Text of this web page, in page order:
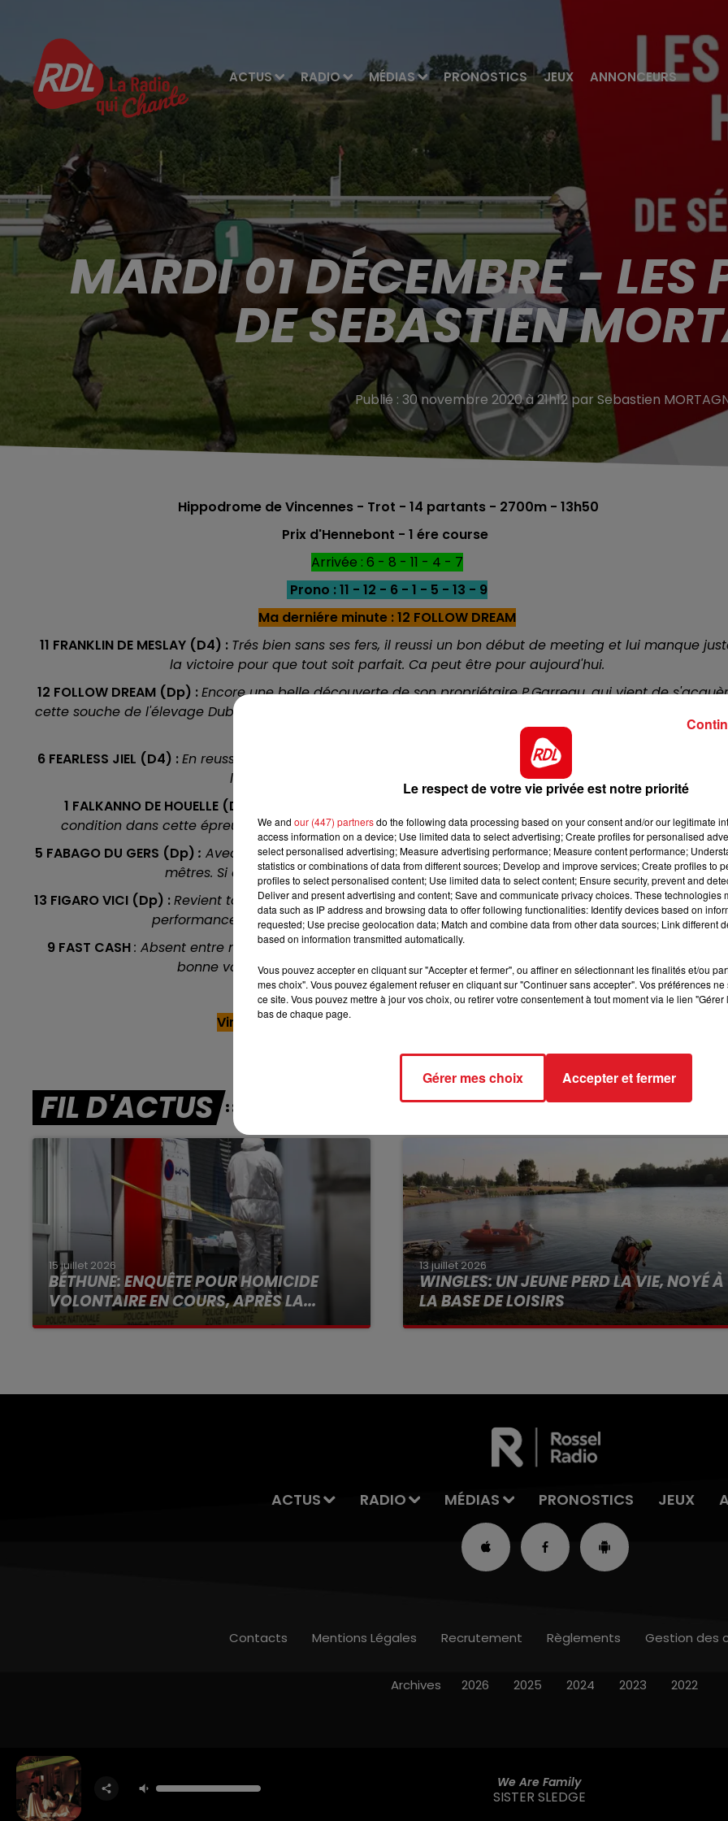
ACTUS RADIO MÉDIAS PRONOSTICS JEUX ANNONCEURS
DEBOUT C'EST L'HEURE
12h00 - 13h00
RDL & VOUS
MARDI 01 DÉCEMBRE - LES
DE SEBASTIEN
Publié : 30 novembre 2020 à 21h12 par Sebastien
Hippodrome de Vincennes - Trot - 14 partants - 2700m - 13h50
Prix d'Hennebont - 1 ére course
Arrivée : 6 - 8 - 11 - 4 - 7
Prono : 11 - 12 - 6 - 1 - 5 - 13 - 9
Ma derniére minute : 12 FOLLOW DREAM
11 FRANKLIN DE MESLAY (D4) : Trés bien sans ses fers, il reussi un bon début de meeting et lui manque
la victoire pour que tout soit parfait. Ca peut être pour aujourd'hui.
12 FOLLOW DREAM (Dp) :Encore une belle découverte de son propriétaire P.Garreau, qui vient de
cette souche de l'élevage Dubois. Il réalise un dèbut de carriére trés prometteur et sera l'un des
6 FEARLESS JIEL (D4) :En reussite depuis cet été, où il n'est pas sorti des 5 premiers, il vient de pulveriser un
lot sur la piste de Reims. Sa place est à l'arrivée.
1 FALKANNO DE HOUELLE (D4) :
condition dans cette épreuve. Encore court pour la victoire, on le retiendra pour une 3/4 éme place.
5 FABAGO DU GERS (Dp) : Avec lui tout se jouera au départ, car il peut se mettre à la faute des les
mêtres. Si ca se passe bien de ce coté là, il est capable de finir vite.
13 FIGARO VICI (Dp) :Revient tout les ans de Suéde pour participer au meeting hivernal. Il a reussi de
performance sur ce tracé, mais n'a pas été revu depuis 2 mois. A suivre.
9 FAST CASH: Absent entre mars et octobre, il a maintenant 3 courses dans les jambes et semble sur la
bonne voie pour refaire parler de lui. Plus en fin de combinaison.
En direct des pistes
Vincennes (R1) : 308 GITANO JACK - 803 HANDY JET
FIL D'ACTUS
15 juillet 2026
BÉTHUNE: ENQUÊTE POUR HOMICIDE
VOLONTAIRE EN COURS, APRÈS LA...
Selon les premiers éléments, le logement
13 juillet 2026
WINGLES: UN JEUNE PERD LA VIE, NOYÉ À
LA BASE DE LOISIRS
La victime a coulé à pic
ACTUS RADIO MÉDIAS PRONOSTICS JEUX
We Are Family
SISTER SLEDGE
Contacts Mentions Légales Recrutement Règlements Gestion des
Archives 2026 2025 2024 2023 2022
Le respect de votre vie privée est notre priorité
We and our (447) partnersdo the following data processing based on your consent and/or our legitimate
access information on a device; Use limited data to select advertising; Create profiles for personalised
select personalised advertising; Measure advertising performance; Measure content performance;
statistics or combinations of data from different sources; Develop and improve services; Create profiles to
profiles to select personalised content; Use limited data to select content; Ensure security, prevent and
Deliver and present advertising and content; Save and communicate privacy choices. These technologies
data such as IP address and browsing data to offer following functionalities: Identify devices based on
requested; Use precise geolocation data; Match and combine data from other data sources; Link different
based on information transmitted automatically.
Vous pouvez accepter en cliquant sur "Accepter et fermer", ou affiner en sélectionnant les finalités et/ou
mes choix". Vous pouvez également refuser en cliquant sur "Continuer sans accepter". Vos préférences
ce site. Vous pouvez mettre à jour vos choix, ou retirer votre consentement à tout moment via le lien
bas de chaque page.
Gérer mes choix Accepter et fermer